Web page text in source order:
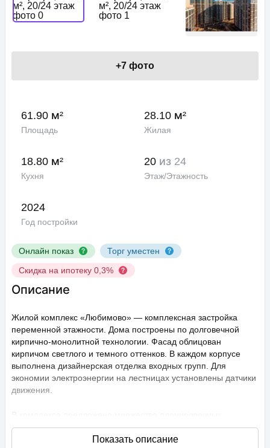
Онлайн показ
Торг уместен
Скидка на ипотеку 0,3%
+7 фото
61.90 м²
Площадь
28.10 м²
Жилая
18.80 м²
Кухня
20 из 24
Этаж/Этажность
2024
Год постройки
Описание
Жилой комплекс «Любимово» — комплексная застройка
переменной этажности. Дома построены по долговечной
кирпично-монолитной технологии. Фасад облицован
кирпичом светлого и темного оттенков. В каждом корпусе
выполнена дизайнерская отделка входных групп. Для
экономии электроэнергии на лестницах установлены датчики
движения.
решений: в наличии квартиры, как классического типа, так и
европланировки. Они сдаются с подчистовой отделкой,